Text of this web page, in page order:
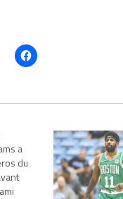
a
du